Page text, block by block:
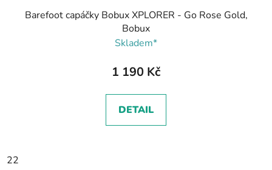
Barefoot capáčky Bobux XPLORER - Go Rose Gold,
Bobux
Skladem*
1 190 Kč
DETAIL
22